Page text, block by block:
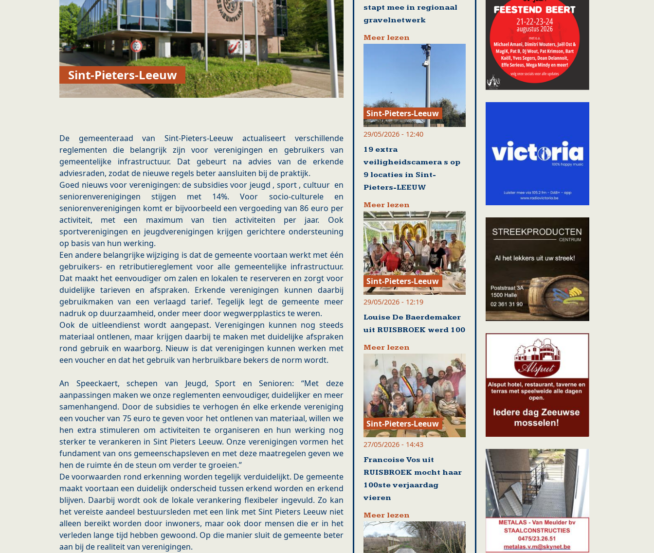
Sint-Pieters-Leeuw
De gemeenteraad van Sint-Pieters-Leeuw actualiseert verschillende
reglementen die belangrijk zijn voor verenigingen en gebruikers van
gemeentelijke infrastructuur. Dat gebeurt na advies van de erkende
adviesraden, zodat de nieuwe regels beter aansluiten bij de praktijk.
Goed nieuws voor verenigingen: de subsidies voor jeugd , sport , cultuur en
seniorenverenigingen stijgen met 14%. Voor socio-culturele en
seniorenverenigingen komt er bijvoorbeeld een vergoeding van 86 euro per
activiteit, met een maximum van tien activiteiten per jaar. Ook
sportverenigingen en jeugdverenigingen krijgen gerichtere ondersteuning
op basis van hun werking.
Een andere belangrijke wijziging is dat de gemeente voortaan werkt met één
gebruikers- en retributiereglement voor alle gemeentelijke infrastructuur.
Dat maakt het eenvoudiger om zalen en lokalen te reserveren en zorgt voor
duidelijke tarieven en afspraken. Erkende verenigingen kunnen daarbij
gebruikmaken van een verlaagd tarief. Tegelijk legt de gemeente meer
nadruk op duurzaamheid, onder meer door wegwerpplastics te weren.
Ook de uitleendienst wordt aangepast. Verenigingen kunnen nog steeds
materiaal ontlenen, maar krijgen daarbij te maken met duidelijke afspraken
rond gebruik en waarborg. Nieuw is dat verenigingen kunnen werken met
een voucher en dat het gebruik van herbruikbare bekers de norm wordt.
An Speeckaert, schepen van Jeugd, Sport en Senioren: “Met deze
aanpassingen maken we onze reglementen eenvoudiger, duidelijker en meer
samenhangend. Door de subsidies te verhogen én elke erkende vereniging
een voucher van 75 euro te geven voor het ontlenen van materiaal, willen we
hen extra stimuleren om activiteiten te organiseren en hun werking nog
sterker te verankeren in Sint Pieters Leeuw. Onze verenigingen vormen het
fundament van ons gemeenschapsleven en met deze maatregelen geven we
hen de ruimte én de steun om verder te groeien.”
De voorwaarden rond erkenning worden tegelijk verduidelijkt. De gemeente
maakt voortaan een duidelijk onderscheid tussen erkend worden en erkend
blijven. Daarbij wordt ook de lokale verankering flexibeler ingevuld. Zo kan
het vereiste aandeel bestuursleden met een link met Sint Pieters Leeuw niet
alleen bereikt worden door inwoners, maar ook door mensen die er in het
verleden lange tijd hebben gewoond. Op die manier sluit de gemeente beter
aan bij de realiteit van verenigingen.
stapt mee in regionaal
gravelnetwerk
Meer lezen
Sint-Pieters-Leeuw
29/05/2026 - 12:40
19 extra
veiligheidscamera s op
9 locaties in Sint-
Pieters-LEEUW
Meer lezen
Sint-Pieters-Leeuw
29/05/2026 - 12:19
Louise De Baerdemaker
uit RUISBROEK werd 100
Meer lezen
Sint-Pieters-Leeuw
27/05/2026 - 14:43
Francoise Vos uit
RUISBROEK mocht haar
100ste verjaardag
vieren
Meer lezen